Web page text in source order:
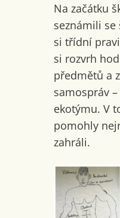
Na začátku
seznámili
si třídní
si rozvrh
předmětů a
samospráv
ekotýmu. V
pomohly
zahráli.